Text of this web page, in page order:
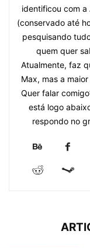
identificou com a
(conservado até
pesquisando
quem quer
Atualmente, faz
Max, mas a
Quer falar
está logo
respondo no